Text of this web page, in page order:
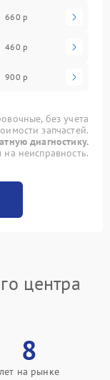
660 р
460 р
900 р
без учета
запчастей.
диагностику.
неисправность.
центра
8
лет на рынке